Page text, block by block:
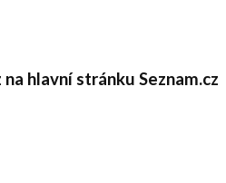
hlavní stránku Seznam.cz